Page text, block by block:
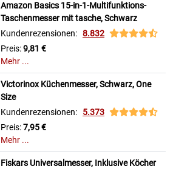
Amazon Basics 15-in-1-Multifunktions-
Taschenmesser mit tasche, Schwarz
Kundenrezensionen: 8.832
Preis:9,81 €
Mehr ...
Victorinox Küchenmesser, Schwarz, One
Size
Kundenrezensionen: 5.373
Preis:7,95 €
Mehr ...
Fiskars Universalmesser, Inklusive Köcher